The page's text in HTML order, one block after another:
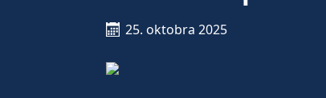
25. oktobra 2025